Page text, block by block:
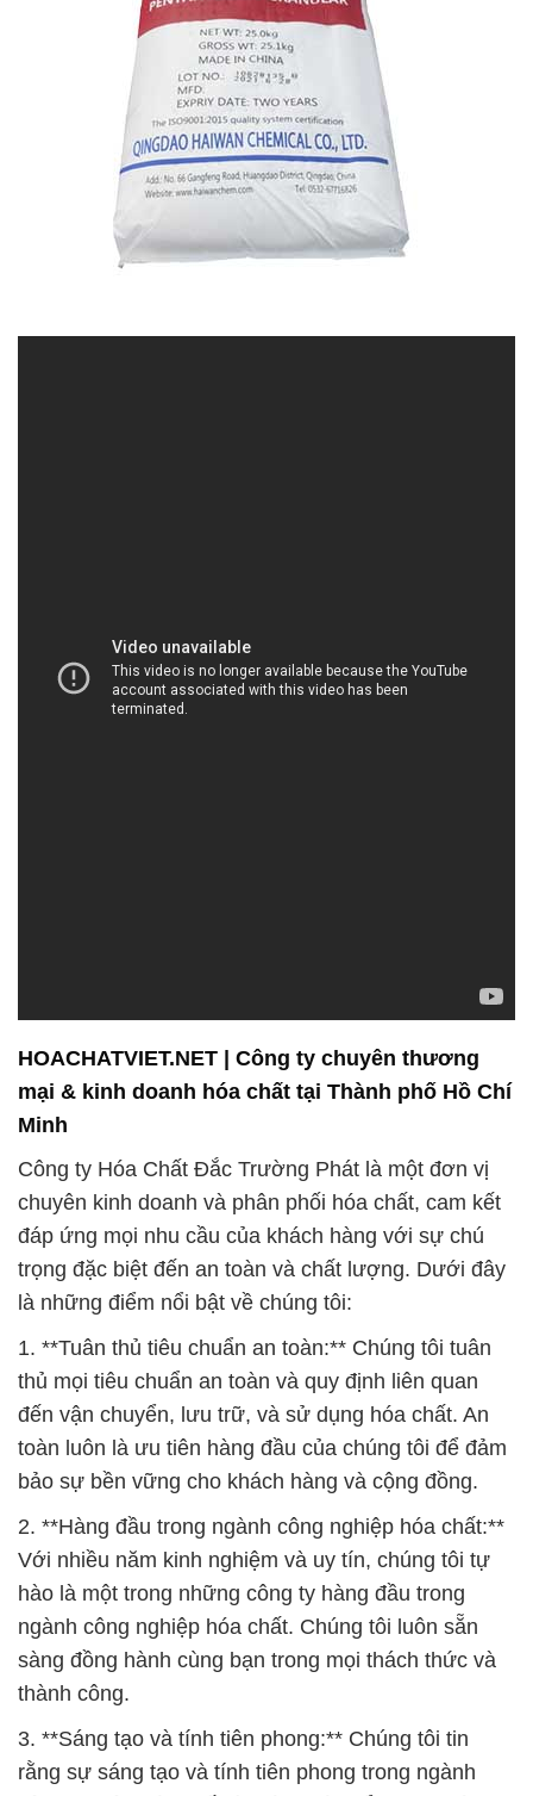
HOACHATVIET.NET | Công ty chuyên thương
mại & kinh doanh hóa chất tại Thành phố Hồ Chí
Minh
Công ty Hóa Chất Đắc Trường Phát là một đơn vị
chuyên kinh doanh và phân phối hóa chất, cam kết
đáp ứng mọi nhu cầu của khách hàng với sự chú
trọng đặc biệt đến an toàn và chất lượng. Dưới đây
là những điểm nổi bật về chúng tôi:
1. **Tuân thủ tiêu chuẩn an toàn:** Chúng tôi tuân
thủ mọi tiêu chuẩn an toàn và quy định liên quan
đến vận chuyển, lưu trữ, và sử dụng hóa chất. An
toàn luôn là ưu tiên hàng đầu của chúng tôi để đảm
bảo sự bền vững cho khách hàng và cộng đồng.
2. **Hàng đầu trong ngành công nghiệp hóa chất:**
Với nhiều năm kinh nghiệm và uy tín, chúng tôi tự
hào là một trong những công ty hàng đầu trong
ngành công nghiệp hóa chất. Chúng tôi luôn sẵn
sàng đồng hành cùng bạn trong mọi thách thức và
thành công.
3. **Sáng tạo và tính tiên phong:** Chúng tôi tin
rằng sự sáng tạo và tính tiên phong trong ngành